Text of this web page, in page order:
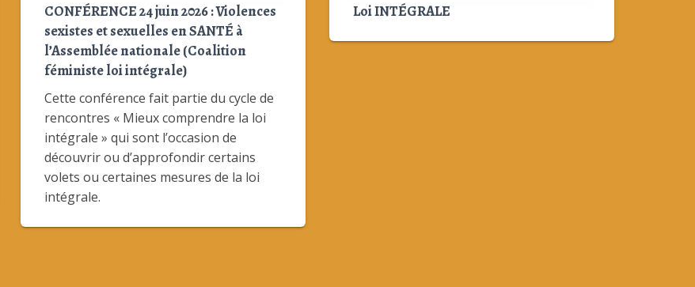
CONFÉRENCE 24 juin 2026 : Violences
sexistes et sexuelles en SANTÉ à
l’Assemblée nationale (Coalition
féministe loi intégrale)
Cette conférence fait partie du cycle de
rencontres « Mieux comprendre la loi
intégrale » qui sont l’occasion de
découvrir ou d’approfondir certains
volets ou certaines mesures de la loi
intégrale.
Loi INTÉGRALE